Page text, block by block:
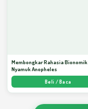
Membongkar Rahasia Bionomik
Nyamuk Anopheles
Beli / Baca